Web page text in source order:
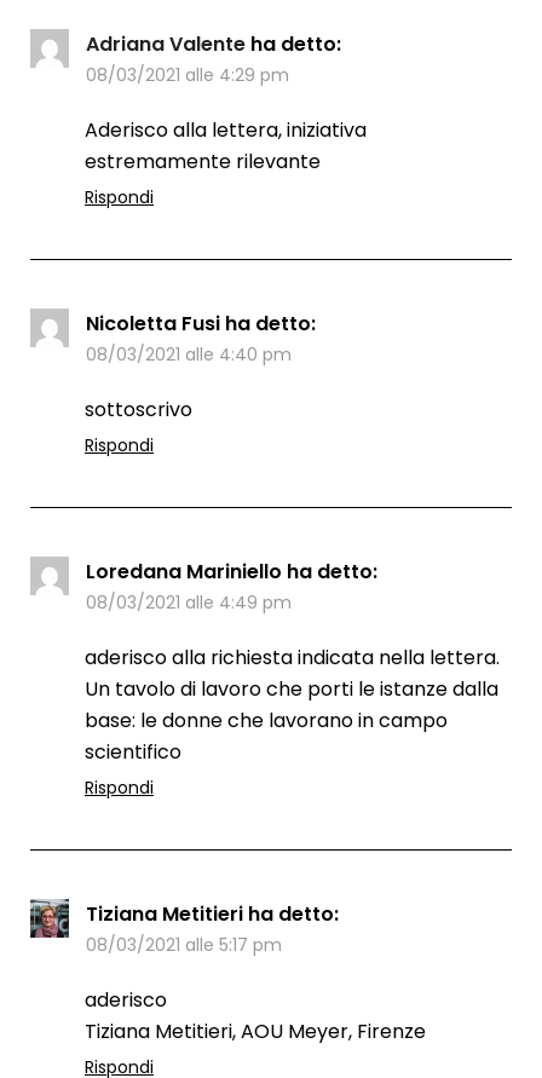
Adriana Valente ha detto:
08/03/2021 alle 4:29 pm
Aderisco alla lettera, iniziativa
estremamente rilevante
Rispondi
Nicoletta Fusi ha detto:
08/03/2021 alle 4:40 pm
sottoscrivo
Rispondi
Loredana Mariniello ha detto:
08/03/2021 alle 4:49 pm
aderisco alla richiesta indicata nella lettera.
Un tavolo di lavoro che porti le istanze dalla
base: le donne che lavorano in campo
scientifico
Rispondi
Tiziana Metitieri ha detto:
08/03/2021 alle 5:17 pm
aderisco
Tiziana Metitieri, AOU Meyer, Firenze
Rispondi